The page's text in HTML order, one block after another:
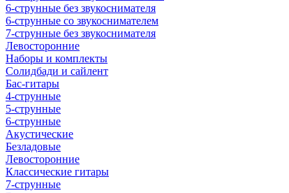
6-струнные без звукоснимателя
6-струнные со звукоснимателем
7-струнные без звукоснимателя
Левосторонние
Наборы и комплекты
Солидбади и сайлент
Бас-гитары
4-струнные
5-струнные
6-струнные
Акустические
Безладовые
Левосторонние
Классические гитары
7-струнные